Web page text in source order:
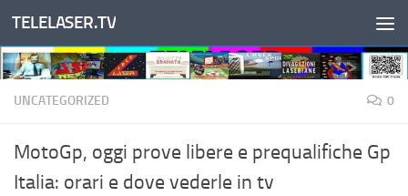
Salta al contenuto
TELELASER.TV
UNCATEGORIZED 0
MotoGp, oggi prove libere e prequalifiche Gp
Italia: orari e dove vederle in tv